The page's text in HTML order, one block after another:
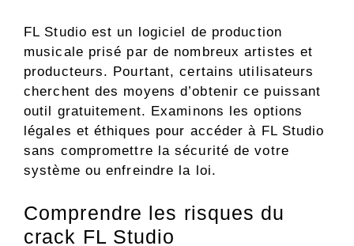
FL Studio est un logiciel de production
musicale prisé par de nombreux artistes et
producteurs. Pourtant, certains utilisateurs
cherchent des moyens d’obtenir ce puissant
outil gratuitement. Examinons les options
légales et éthiques pour accéder à FL Studio
sans compromettre la sécurité de votre
système ou enfreindre la loi.
Comprendre les risques du
crack FL Studio